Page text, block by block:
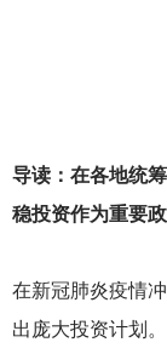
导读：在各地统
稳投资作为重要
在新冠肺炎疫情
出庞大投资计划